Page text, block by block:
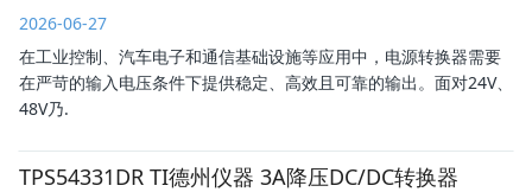
2026-06-27
在工业控制、汽车电子和通信基础设施等应用中，电源转换器需要
在严苛的输入电压条件下提供稳定、高效且可靠的输出。面对24V、
48V乃.
TPS54331DR TI德州仪器 3A降压DC/DC转换器